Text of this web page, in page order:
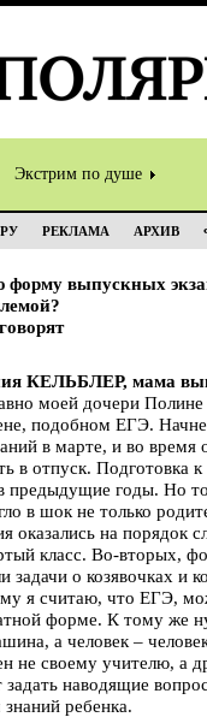
Экстрим по душе
РЕКЛАМА АРХИВ
выпускных
КЕЛЬБЛЕР, мама
моей дочери Полине
подобном ЕГЭ.
в марте, и во время
в отпуск. Подготовка
предыдущие годы. Но
в шок не только
оказались на порядок
класс. Во-вторых,
задачи о козявочках и
я считаю, что ЕГЭ,
форме. К тому же
а человек –
не своему учителю, а
наводящие
ребенка.